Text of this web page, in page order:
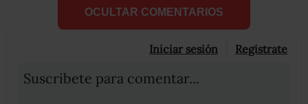
OCULTAR COMENTARIOS
Iniciar sesión Registrate
Suscribete para comentar...